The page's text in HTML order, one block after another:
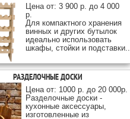
Цена от: 3 900 р. до 4 000
р.
Для компактного хранения
винных и других бутылок
идеально использовать
шкафы, стойки и подставки..
РАЗДЕЛОЧНЫЕ ДОСКИ
Цена от: 1000 р. до 20 000p.
Разделочные доски -
кухонные аксессуары,
изготовленные из